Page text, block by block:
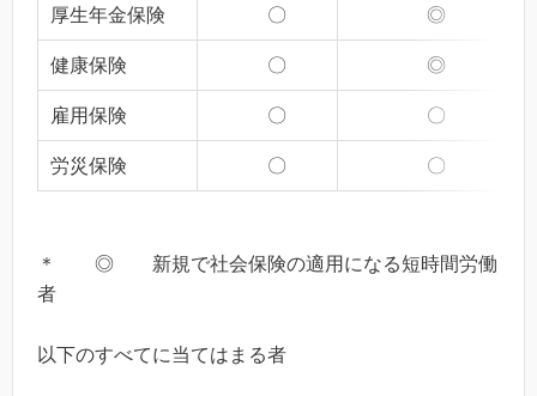
厚生年金保険 〇 ◎
健康保険 〇 ◎
雇用保険 〇 〇
労災保険 〇 〇
＊ ◎ 新規で社会保険の適用になる短時間労働
者
以下のすべてに当てはまる者